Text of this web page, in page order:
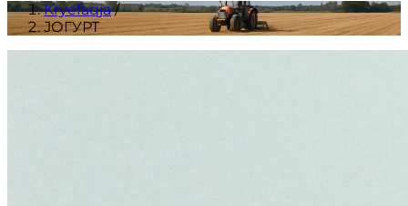
Kryefaqja/
ЈОГУРТ